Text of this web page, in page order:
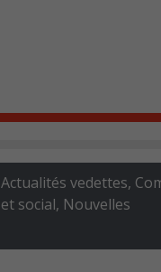
Actualités vedettes,
et social, Nouvelles